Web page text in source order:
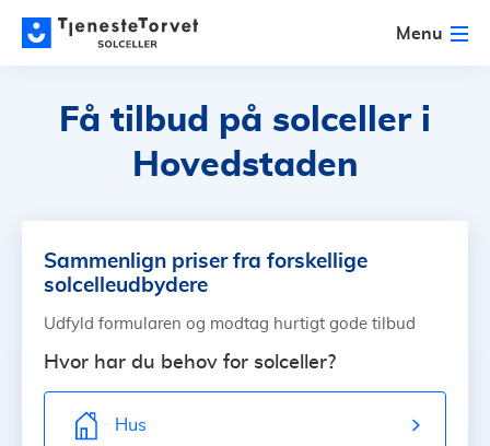
Menu
Få tilbud på solceller i
Hovedstaden
Sammenlign priser fra forskellige
solcelleudbydere
Udfyld formularen og modtag hurtigt gode tilbud
Hvor har du behov for solceller?
Hus